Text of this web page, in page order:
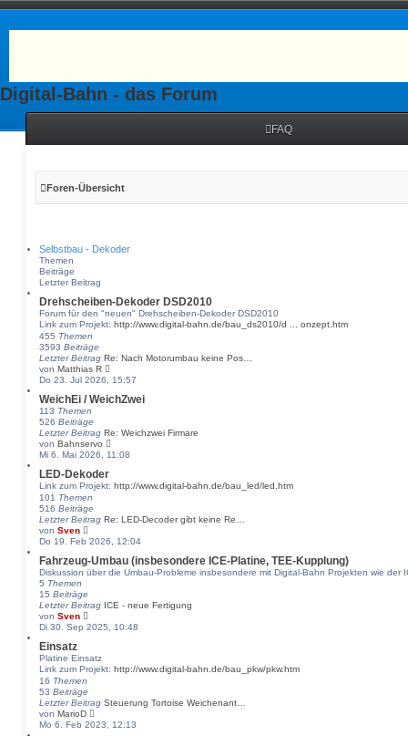
Digital-Bahn - das Forum
FAQ
Foren-Übersicht
Selbstbau - Dekoder
Themen
Beiträge
Letzter Beitrag
Drehscheiben-Dekoder DSD2010
Forum für den "neuen" Drehscheiben-Dekoder DSD2010
Link zum Projekt: http://www.digital-bahn.de/bau_ds2010/d ... onzept.htm
455 Themen
3593 Beiträge
Letzter Beitrag Re: Nach Motorumbau keine Pos…
von Matthias R
e
e
e
r
B
t
g
Do 23. Jul 2026, 15:57
WeichEi / WeichZwei
113 Themen
526 Beiträge
Letzter Beitrag Re: Weichzwei Firmare
von Bahnservo
e
r
t
r
Mi 6. Mai 2026, 11:08
LED-Dekoder
Link zum Projekt: http://www.digital-bahn.de/bau_led/led.htm
101 Themen
516 Beiträge
Letzter Beitrag Re: LED-Decoder gibt keine Re…
von Sven
e
e
s
r
e
r
a
Do 19. Feb 2026, 12:04
Fahrzeug-Umbau (insbesondere ICE-Platine, TEE-Kupplung)
Diskussion über die Umbau-Probleme insbesondere mit Digital-Bahn Projekten wie
5 Themen
15 Beiträge
Letzter Beitrag ICE - neue Fertigung
von Sven
e
s
t
B
e
i
Di 30. Sep 2025, 10:48
Einsatz
Platine Einsatz
Link zum Projekt: http://www.digital-bahn.de/bau_pkw/pkw.htm
16 Themen
53 Beiträge
Letzter Beitrag Steuerung Tortoise Weichenant…
von MarioD
e
Mo 6. Feb 2023, 12:13